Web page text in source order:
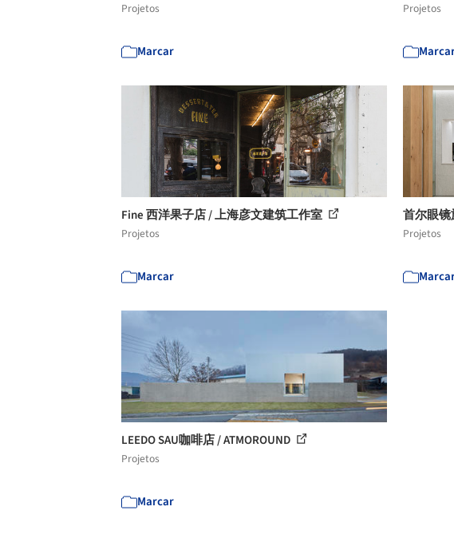
Projetos
Marcar
Projetos
Fine 西洋果子店 / 上海彦文建筑工作室
Projetos
Marcar
首尔眼镜
Projetos
LEEDO SAU咖啡店 / ATMOROUND
Projetos
Marcar